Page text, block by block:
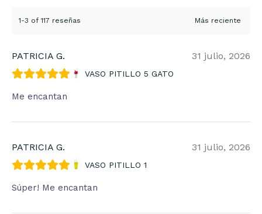
1-3 of 117 reseñas
PATRICIA G. 31 julio, 2026
VASO PITILLO 5 GATO
Me encantan
PATRICIA G. 31 julio, 2026
VASO PITILLO 1
Súper! Me encantan